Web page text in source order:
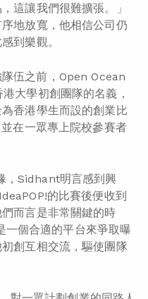
這讓我們很難擴張。」
地放寬，他相信公司仍
到樂觀。
伍之前，Open Ocean
大學初創團隊的名義，
香港學生而設的創業比
在一眾專上院校參賽者
，Sidhant明言感到興
的比賽後便收到
而言是非常關鍵的時
一個合適的平台來爭取曝
創互相交流，驅使團隊